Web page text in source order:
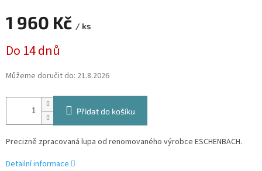
1 960 Kč / ks
cena:
Do 14 dnů
Můžeme doručit do: 21.8.2026
Přidat do košíku
Precizně zpracovaná lupa od renomovaného výrobce ESCHENBACH.
Detailní informace